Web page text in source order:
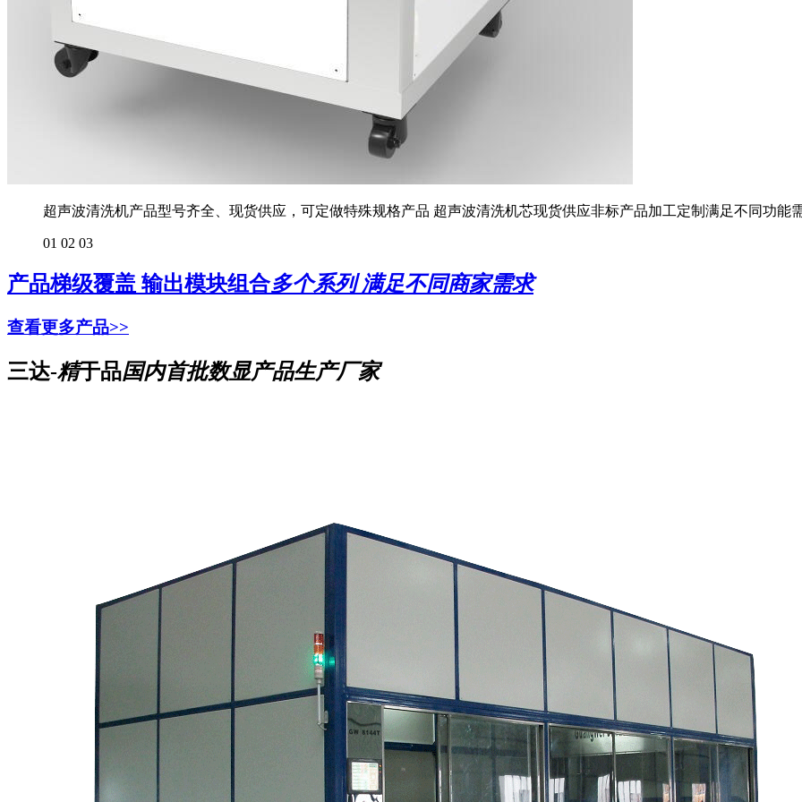
超声波清洗机产品型号齐全、现货供应，可定做特殊规格产品 超声波清洗机芯现货供应非标产品加工定制满足不同功能
01 02 03
产品梯级覆盖 输出模块组合多个系列 满足不同商家需求
查看更多产品>>
三达-精于品国内首批数显产品生产厂家